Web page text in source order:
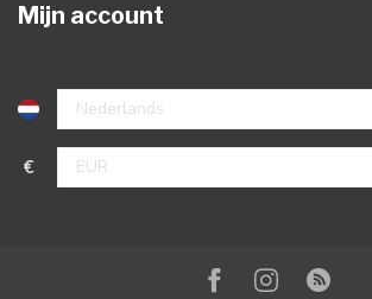
Mijn account
€